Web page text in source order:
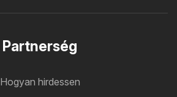
Partnerség
Hogyan hirdessen